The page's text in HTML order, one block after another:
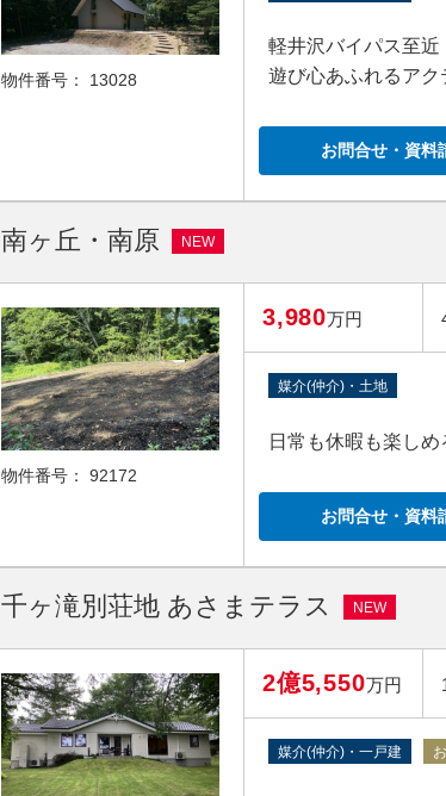
物件番号： 13028
軽井沢バイパス至
遊び心あふれるア
お問合せ・資料
南ヶ丘・南原 NEW
物件番号： 92172
3,980万円
媒介(仲介)・土地
日常も休暇も楽し
お問合せ・資料
千ヶ滝別荘地 あさまテラス NEW
2億5,550万円
媒介(仲介)・一戸建